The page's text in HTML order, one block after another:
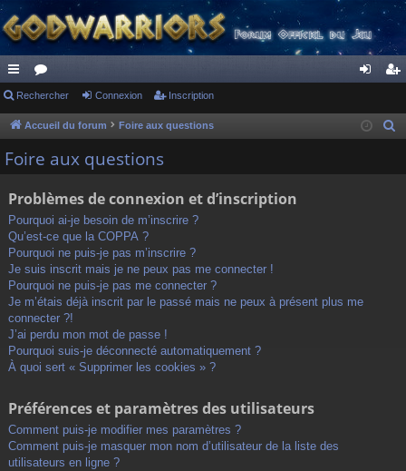
ac
co
ur
s
or
u ne cri
Rechercher Connexion Inscription
Accueil du forum Foire aux questions
Foire aux questions
Problèmes de connexion et d’inscription
Pourquoi ai-je besoin de m’inscrire ?
Qu’est-ce que la COPPA ?
Pourquoi ne puis-je pas m’inscrire ?
Je suis inscrit mais je ne peux pas me connecter !
Pourquoi ne puis-je pas me connecter ?
Je m’étais déjà inscrit par le passé mais ne peux à présent plus me
connecter ?!
J’ai perdu mon mot de passe !
Pourquoi suis-je déconnecté automatiquement ?
À quoi sert « Supprimer les cookies » ?
Préférences et paramètres des utilisateurs
Comment puis-je modifier mes paramètres ?
Comment puis-je masquer mon nom d’utilisateur de la liste des
utilisateurs en ligne ?